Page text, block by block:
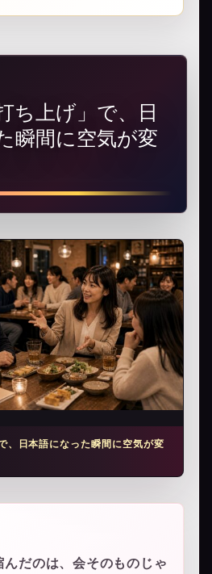
ち上げ」で、日
瞬間に空気が変
、日本語になった瞬間に空気が変
んだのは、会そのものじゃ